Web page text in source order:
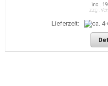
incl. 19
zzgl.
Lieferzeit: